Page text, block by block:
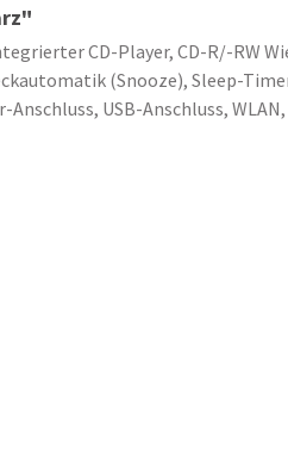
CD-Player, CD-R/-RW
(Snooze), Sleep-
USB-Anschluss,